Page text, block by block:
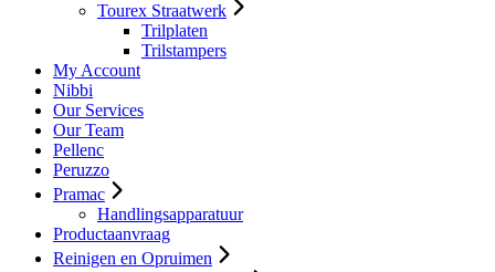
Tourex Straatwerk
Trilplaten
Trilstampers
My Account
Nibbi
Our Services
Our Team
Pellenc
Peruzzo
Pramac
Handlingsapparatuur
Productaanvraag
Reinigen en Opruimen